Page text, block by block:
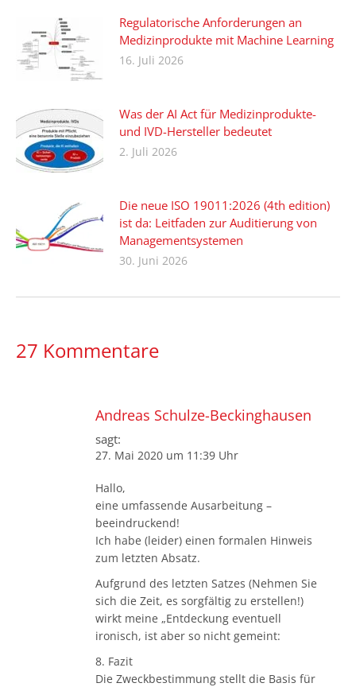
Regulatorische Anforderungen an
Medizinprodukte mit Machine Learning
16. Juli 2026
Was der AI Act für Medizinprodukte-
und IVD-Hersteller bedeutet
2. Juli 2026
Die neue ISO 19011:2026 (4th edition)
ist da: Leitfaden zur Auditierung von
Managementsystemen
30. Juni 2026
27 Kommentare
Andreas Schulze-Beckinghausen
sagt:
27. Mai 2020 um 11:39 Uhr
Hallo,
eine umfassende Ausarbeitung –
beeindruckend!
Ich habe (leider) einen formalen Hinweis
zum letzten Absatz.
Aufgrund des letzten Satzes (Nehmen Sie
sich die Zeit, es sorgfältig zu erstellen!)
wirkt meine „Entdeckung eventuell
ironisch, ist aber so nicht gemeint:
8. Fazit
Die Zweckbestimmung stellt die Basis für